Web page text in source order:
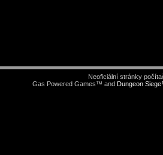
Neoficiální stránky
Gas Powered Games™ and Dungeon